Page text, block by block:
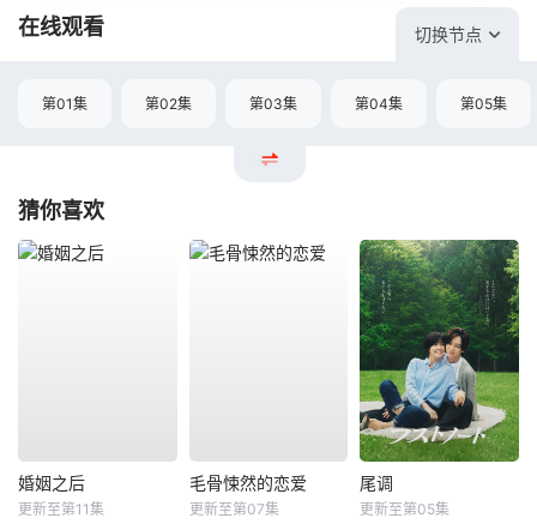
在线观看 切换节点
第01集 第02集 第03集 第04集 第05集
猜你喜欢
婚姻之后
更新至第11集
毛骨悚然的恋爱
更新至第07集
尾调
更新至第05集